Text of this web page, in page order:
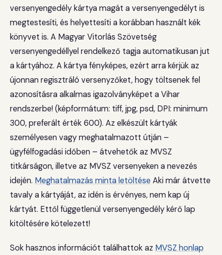
versenyengedély kártya magát a versenyengedélyt is
megtestesíti, és helyettesíti a korábban használt kék
könyvet is. A Magyar Vitorlás Szövetség
versenyengedéllyel rendelkező tagja automatikusan jut
a kártyához. A kártya fényképes, ezért arra kérjük az
újonnan regisztráló versenyzőket, hogy töltsenek fel
azonosításra alkalmas igazolványképet a Vihar
rendszerbe! (képformátum: tiff, jpg, psd, DPI: minimum
300, preferált érték 600). Az elkészült kártyák
személyesen vagy meghatalmazott útján –
ügyfélfogadási időben – átvehetők az MVSZ
titkárságon, illetve az MVSZ versenyeken a nevezés
idején. Meghatalmazás minta letöltése Aki már átvette
tavaly a kártyáját, az idén is érvényes, nem kap új
kártyát. Ettől függetlenül versenyengedély kérő lap
kitöltésére kötelezett!
Sok hasznos információt találhattok az MVSZ honlap